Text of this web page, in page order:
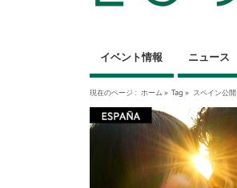
イベント情報 ニュース
現在のページ : ホーム » Tag » スペイン公開